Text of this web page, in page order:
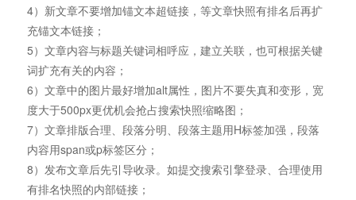
4）新文章不要增加锚文本超链接，等文章快照有排名后再扩
充锚文本链接；
5）文章内容与标题关键词相呼应，建立关联，也可根据关键
词扩充有关的内容；
6）文章中的图片最好增加alt属性，图片不要失真和变形，宽
度大于500px更优机会抢占搜索快照缩略图；
7）文章排版合理、段落分明、段落主题用H标签加强，段落
内容用span或p标签区分；
8）发布文章后先引导收录。如提交搜索引擎登录、合理使用
有排名快照的内部链接；